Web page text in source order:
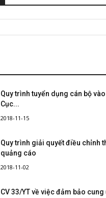
Quy trình tuyển dụng cán bộ
Cục...
2018-11-15
Quy trình giải quyết điều chỉnh
quảng cáo
2018-11-02
CV 33/YT về việc đảm bảo